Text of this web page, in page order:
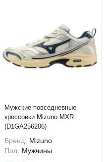
Мужские повседневные
кроссовки Mizuno MXR
(D1GA256206)
Бренд: Mizuno
Пол: Мужчины